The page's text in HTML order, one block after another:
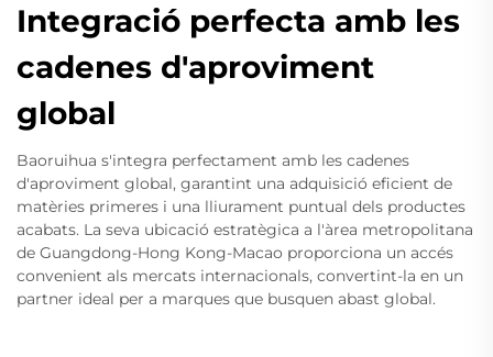
Integració perfecta amb les
cadenes d'aproviment
global
Baoruihua s'integra perfectament amb les cadenes
d'aproviment global, garantint una adquisició eficient de
matèries primeres i una lliurament puntual dels productes
acabats. La seva ubicació estratègica a l'àrea metropolitana
de Guangdong-Hong Kong-Macao proporciona un accés
convenient als mercats internacionals, convertint-la en un
partner ideal per a marques que busquen abast global.